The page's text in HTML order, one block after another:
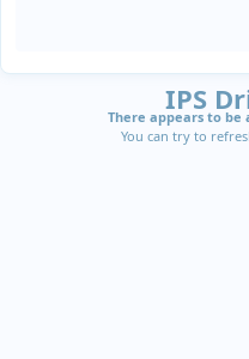
IPS
There appears to
You can try to